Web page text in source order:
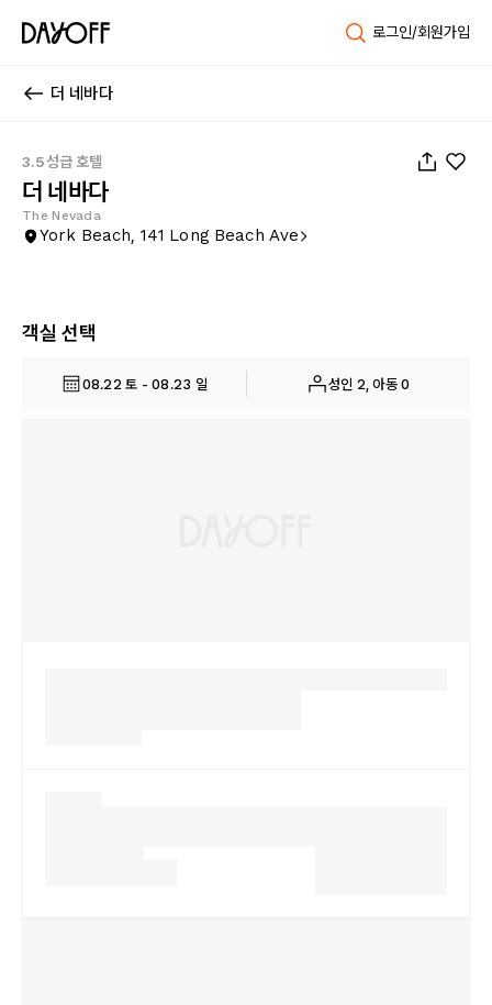
로그인/회원가입
더 네바다
3.5성급 호텔
더 네바다
The Nevada
York Beach, 141 Long Beach Ave
객실 선택
08.22 토 - 08.23 일 성인 2, 아동 0